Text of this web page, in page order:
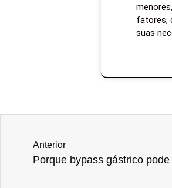
fatores,
suas
Anterior
Porque bypass gástrico